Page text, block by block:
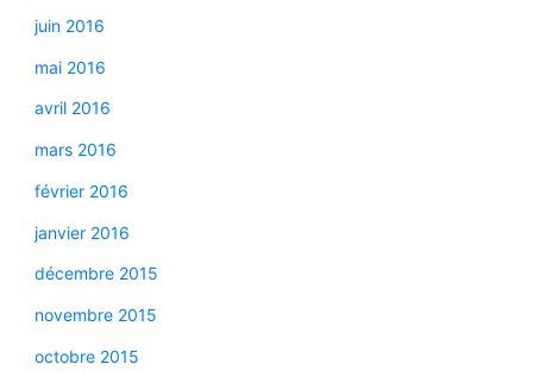
juin 2016
mai 2016
avril 2016
mars 2016
février 2016
janvier 2016
décembre 2015
novembre 2015
octobre 2015